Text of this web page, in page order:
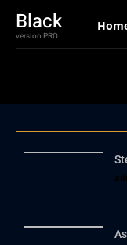
Black
version PRO